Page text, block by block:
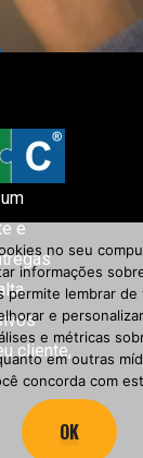
e
cliente,
no seu
informações
permite lembrar de
e
e métricas
em outras
concorda com
OK